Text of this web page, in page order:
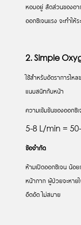
หอบอยู่ สัดส่วนของอา
ออกซิเจนแรง จะทำให้
2. Simple
ใช้สำหรับอัตราการไ
แนบสนิทกับหน้า
ความเข้มข้นของออก
5-8 L/min =
ข้อจำกัด
ห้ามเปิดออกซิเจน น้อ
หน้ากาก ผู้ป่วยจะหายใ
อึดอัด ไม่สบาย